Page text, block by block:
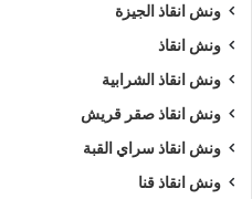
ونش انقاذ الجيزة
ونش انقاذ
ونش انقاذ الشرابية
ونش انقاذ صقر قريش
ونش انقاذ سراي القبة
ونش انقاذ قنا